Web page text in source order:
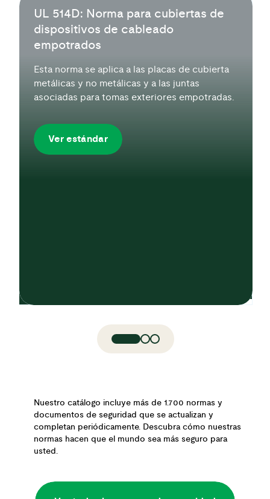
UL 514D: Norma para cubiertas de
dispositivos de cableado
empotrados
Esta norma se aplica a las placas de cubierta
metálicas y no metálicas y a las juntas
asociadas para tomas exteriores empotradas.
Ver estándar
Nuestro catálogo incluye más de 1.700 normas y
documentos de seguridad que se actualizan y
completan periódicamente. Descubra cómo nuestras
normas hacen que el mundo sea más seguro para
usted.